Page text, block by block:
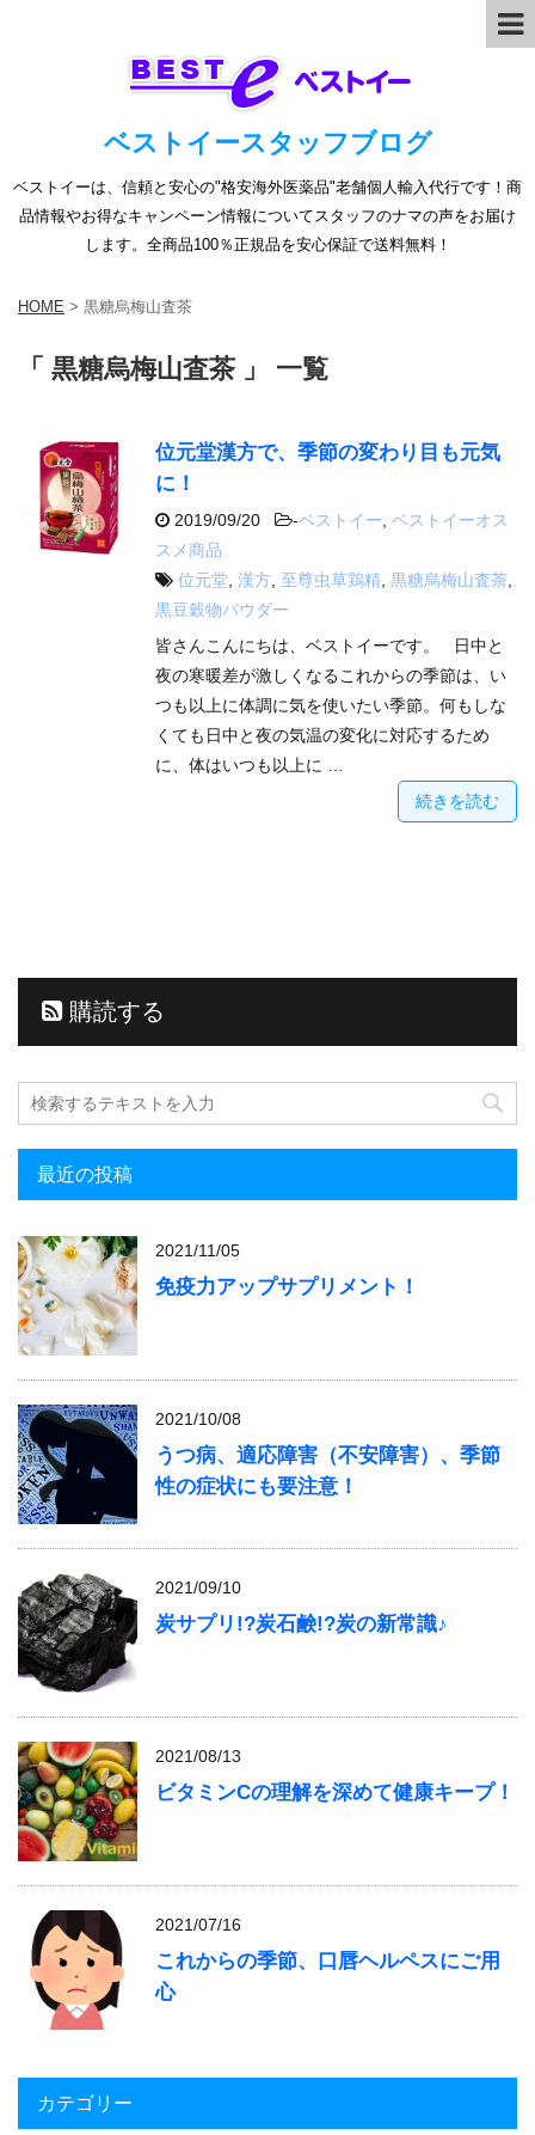
ベストイースタッフブログ
ベストイーは、信頼と安心の"格安海外医薬品"老舗個人輸入代行です！商
品情報やお得なキャンペーン情報についてスタッフのナマの声をお届け
します。全商品100％正規品を安心保証で送料無料！
HOME > 黒糖烏梅山査茶
「 黒糖烏梅山査茶 」 一覧
位元堂漢方で、季節の変わり目も元気
に！
2019/09/20 -ベストイー ベストイーオス
スメ商品
位元堂 漢方 至尊虫草鶏精 黒糖烏梅山査茶
黒豆穀物パウダー
皆さんこんにちは、ベストイーです。 日中と
夜の寒暖差が激しくなるこれからの季節は、い
つも以上に体調に気を使いたい季節。何もしな
くても日中と夜の気温の変化に対応するため
に、体はいつも以上に …
続きを読む
購読する
最近の投稿
2021/11/05
免疫力アップサプリメント！
2021/10/08
うつ病、適応障害（不安障害）、季節
性の症状にも要注意！
2021/09/10
炭サプリ!?炭石鹸!?炭の新常識♪
2021/08/13
ビタミンCの理解を深めて健康キープ！
2021/07/16
これからの季節、口唇ヘルペスにご用
心
カテゴリー